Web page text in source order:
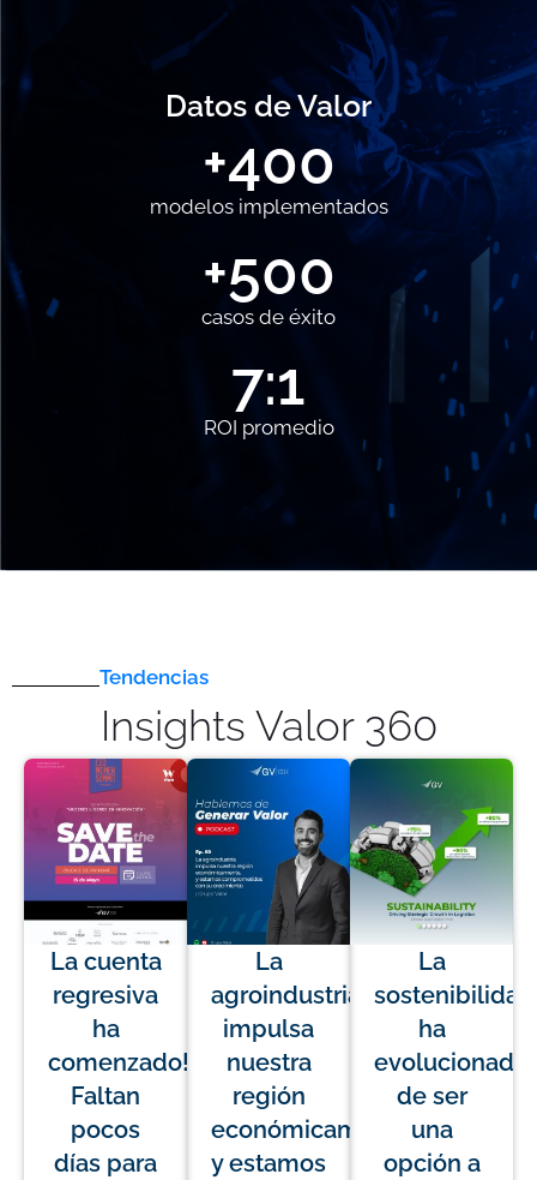
Datos de Valor
modelos implementados
+400
casos de éxito
+500
ROI promedio
7:1
Tendencias
Insights Valor 360
La cuenta
regresiva
ha
comenzado!
Faltan
pocos
días para
La
agroindustria
impulsa
nuestra
región
económicamente,
y estamos
La
sostenibilidad
ha
evolucionado
de ser
una
opción a